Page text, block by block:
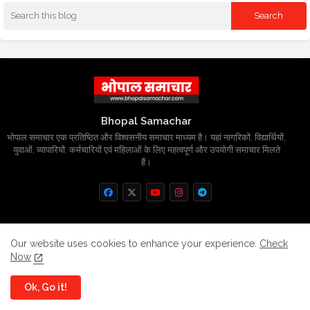
Bhopal Samachar
भोपाल समाचार एक प्रतिष्ठित और विश्वसनीय समाचार माध्यम है। यहां नागरिकों, विद्यार्थियों,
युवाओं, व्यापारियों, कर्मचारियों एवं महिलाओं के लिए महत्वपूर्ण और उपयोगी समाचार मिलते
हैं।
All Right Reserved Copyright
Home About Contact us
Privacy Policy
Our website uses cookies to enhance your experience. Check
Now
Ok, Go it!